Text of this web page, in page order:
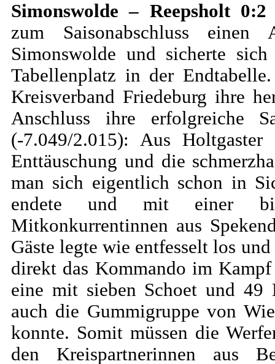
Simonswolde – Reepsholt 0:2
zum Saisonabschluss
Simonswolde und sicherte
Tabellenplatz in der
Kreisverband Friedeburg ihre
Anschluss ihre erfolgreiche
(-7.049/2.015): Aus
Enttäuschung und die
man sich eigentlich schon in
endete und mit einer
Mitkonkurrentinnen aus
Gäste legte wie entfesselt los
direkt das Kommando im
eine mit sieben Schoet und 49
auch die Gummigruppe von
konnte. Somit müssen die
den Kreispartnerinnen aus